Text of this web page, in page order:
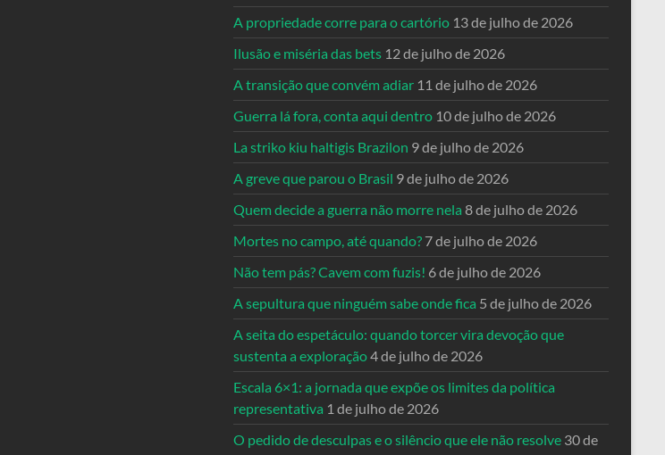
A propriedade corre para o cartório 13 de julho de 2026
Ilusão e miséria das bets 12 de julho de 2026
A transição que convém adiar 11 de julho de 2026
Guerra lá fora, conta aqui dentro 10 de julho de 2026
La striko kiu haltigis Brazilon 9 de julho de 2026
A greve que parou o Brasil 9 de julho de 2026
Quem decide a guerra não morre nela 8 de julho de 2026
Mortes no campo, até quando? 7 de julho de 2026
Não tem pás? Cavem com fuzis! 6 de julho de 2026
A sepultura que ninguém sabe onde fica 5 de julho de 2026
A seita do espetáculo: quando torcer vira devoção que
sustenta a exploração4 de julho de 2026
Escala 6×1: a jornada que expõe os limites da política
representativa 1 de julho de 2026
O pedido de desculpas e o silêncio que ele não resolve 30 de